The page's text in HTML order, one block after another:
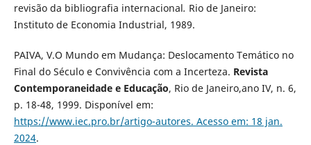
revisão da bibliografia internacional. Rio de Janeiro:
Instituto de Economia Industrial, 1989.
PAIVA, V.O Mundo em Mudança: Deslocamento Temático no
Final do Século e Convivência com a Incerteza. Revista
Contemporaneidade e Educação, Rio de Janeiro,ano IV, n. 6,
p. 18-48, 1999. Disponível em:
https://www.iec.pro.br/artigo-autores. Acesso em: 18 jan.
2024.